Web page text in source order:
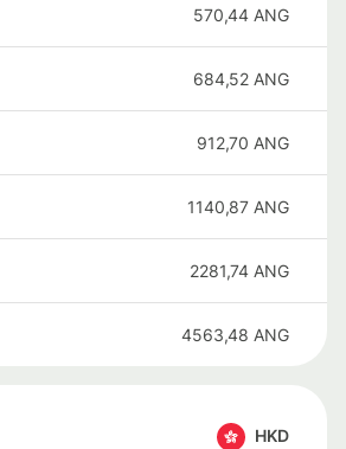
570,44 ANG
684,52 ANG
912,70 ANG
1140,87 ANG
2281,74 ANG
4563,48 ANG
HKD